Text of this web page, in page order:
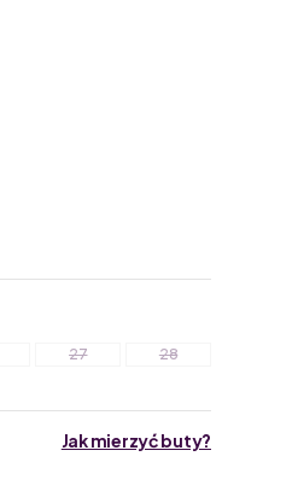
27
28
Jak mierzyć buty?